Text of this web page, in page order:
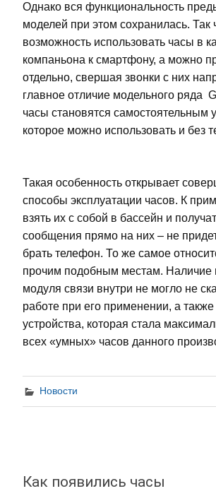
Однако вся функциональность
моделей при этом сохранилась. Так
возможность использовать часы в
компаньона к смартфону, а можно
отдельно, свершая звонки с них
главное отличие модельного ряда
часы становятся самостоятельным
которое можно использовать и без
Такая особенность открывает
способы эксплуатации часов. К
взять их с собой в бассейн и
сообщения прямо на них – не
брать телефон. То же самое
прочим подобным местам. Наличие
модуля связи внутри не могло не
работе при его применении, а
устройства, которая стала
всех «умных» часов данного
Новости
Как появились часы